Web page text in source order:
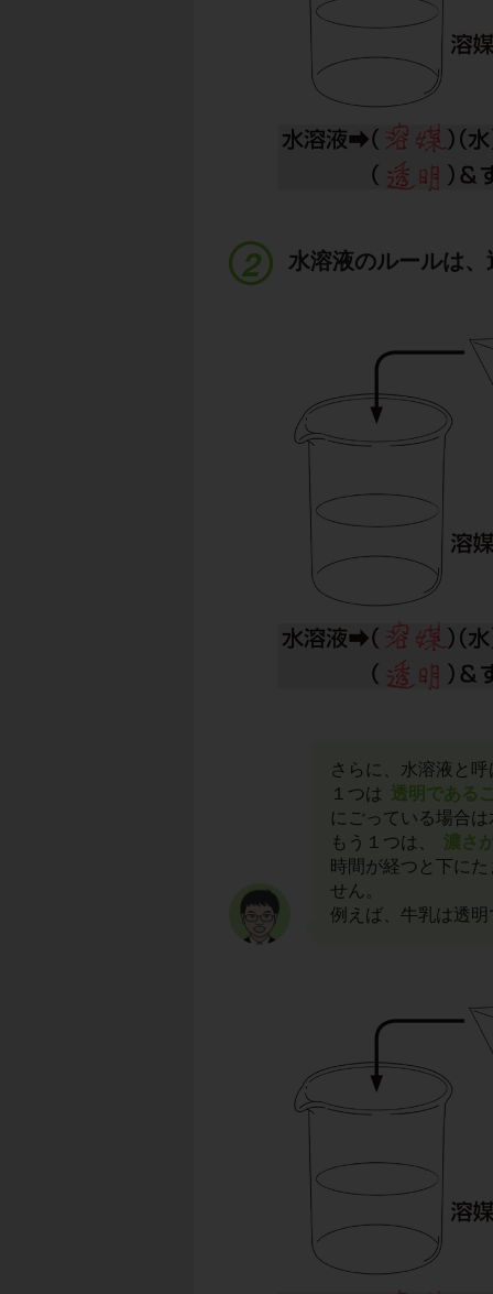
水溶液のルールは
さらに、水溶液と
１つは 透明である
にごっている場合
もう１つは、
濃さ
時間が経つと下に
せん。
例えば、牛乳は透